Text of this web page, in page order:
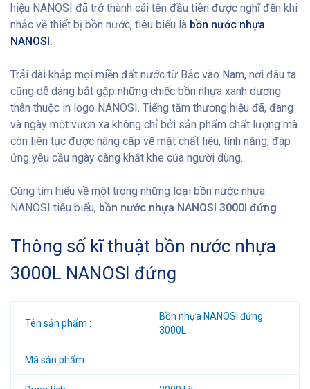
hiệu NANOSI đã trở thành cái tên đầu tiên được nghĩ đến khi
nhắc về thiết bị bồn nước, tiêu biểu là bồn nước nhựa
NANOSI.
Trải dài khắp mọi miền đất nước từ Bắc vào Nam, nơi đâu ta
cũng dễ dàng bắt gặp những chiếc bồn nhựa xanh dương
thân thuộc in logo NANOSI. Tiếng tăm thương hiệu đã, đang
và ngày một vươn xa không chỉ bởi sản phẩm chất lượng mà
còn liên tục được nâng cấp về mặt chất liệu, tính năng, đáp
ứng yêu cầu ngày càng khắt khe của người dùng.
Cùng tìm hiểu về một trong những loại bồn nước nhựa
NANOSI tiêu biểu, bồn nước nhựa NANOSI 3000l đứng
Thông số kĩ thuật bồn nước nhựa
3000L NANOSI đứng
Tên sản phẩm :
Bồn nhựa NANOSI đứng
3000L
Mã sản phẩm: